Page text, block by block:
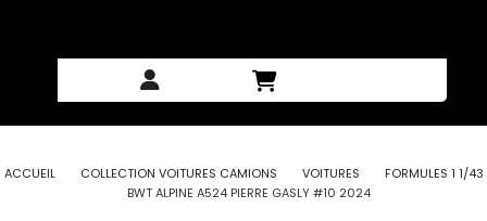
ACCUEIL COLLECTION VOITURES CAMIONS VOITURES
FORMULES 1 1/43
BWT ALPINE A524 PIERRE GASLY #10 2024